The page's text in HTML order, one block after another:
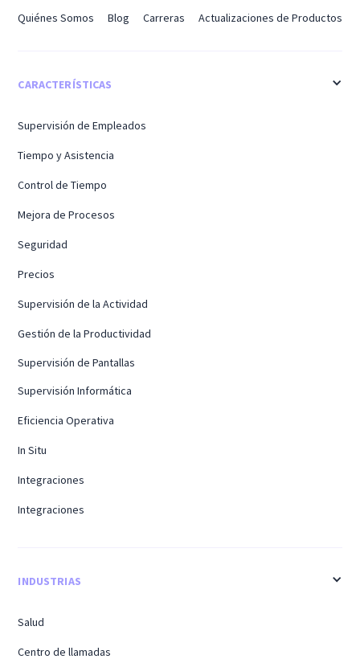
Quiénes Somos Blog Carreras Actualizaciones de Productos
CARACTERÍSTICAS
Supervisión de Empleados
Tiempo y Asistencia
Control de Tiempo
Mejora de Procesos
Seguridad
Precios
Supervisión de la Actividad
Gestión de la Productividad
Supervisión de Pantallas
Supervisión Informática
Eficiencia Operativa
In Situ
Integraciones
Integraciones
INDUSTRIAS
Salud
Centro de llamadas